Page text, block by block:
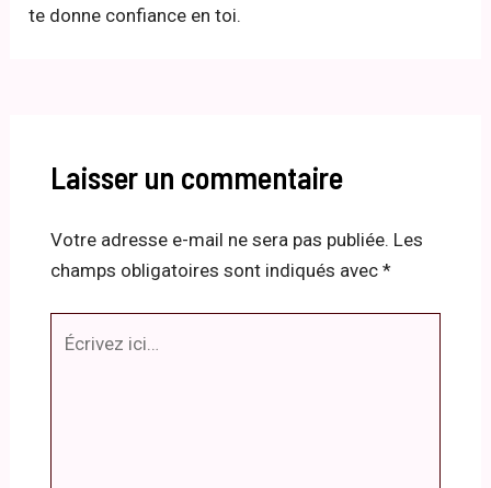
te donne confiance en toi.
Laisser un commentaire
Votre adresse e-mail ne sera pas publiée. Les
champs obligatoires sont indiqués avec *